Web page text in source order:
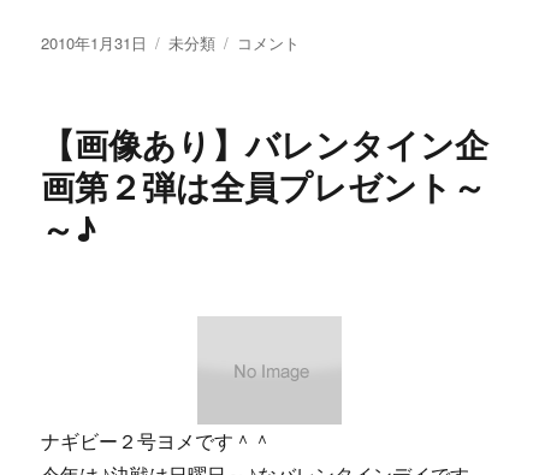
投
2010年1月31日
カ
ー
未分類
【画
さ
よ
な
ル。
コメント
【画像あり】バレンタイン企
画第２弾は全員プレゼント～
～♪
ナギビー２号ヨメです＾＾